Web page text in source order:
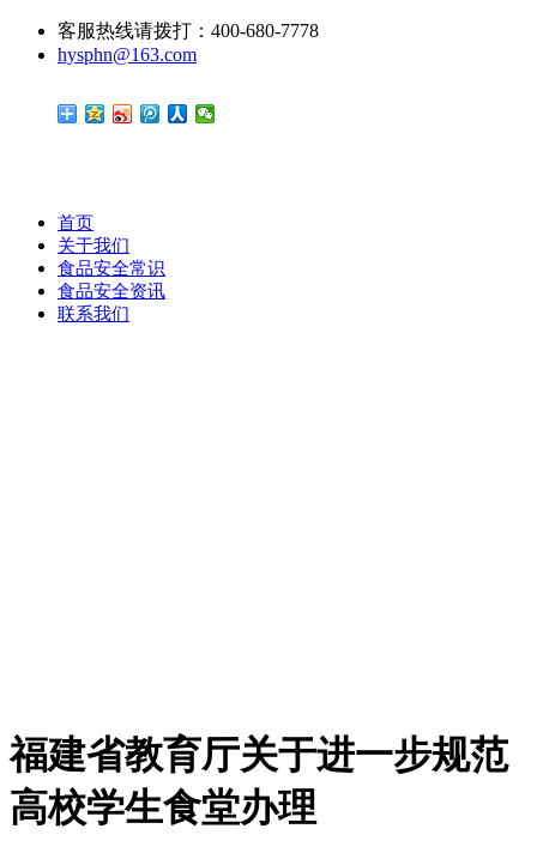
客服热线请拨打：400-680-7778
hysphn@163.com
首页
关于我们
食品安全常识
食品安全资讯
联系我们
福建省教育厅关于进一步规范
高校学生食堂办理